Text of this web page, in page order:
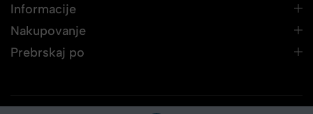
Informacije
Nakupovanje
Prebrskaj po